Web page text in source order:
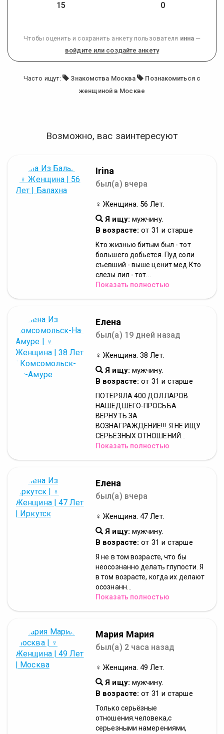
15 0
Чтобы оценить и сохранить анкету пользователя инна—
войдите или создайте анкету
Часто ищут: Знакомства Москва
Познакомиться с
женщиной в Москве
Возможно, вас заинтересуют
Irina
был(а) вчера
♀ Женщина. 56 Лет.
Я ищу: мужчину.
В возрасте: от 31 и старше
Кто жизнью битым был - тот
большего добьется. Пуд соли
съевший - выше ценит мед.Кто
слезы лил - тот...
Показать полностью
Елена
был(а) 19 дней назад
♀ Женщина. 38 Лет.
Я ищу: мужчину.
В возрасте: от 31 и старше
ПОТЕРЯЛА 400 ДОЛЛАРОВ.
НАШЕДШЕГО-ПРОСЬБА
ВЕРНУТЬ ЗА
ВОЗНАГРАЖДЕНИЕ!!!..Я НЕ ИЩУ
СЕРЬЁЗНЫХ ОТНОШЕНИЙ...
Показать полностью
Елена
был(а) вчера
♀ Женщина. 47 Лет.
Я ищу: мужчину.
В возрасте: от 31 и старше
Я не в том возрасте, что бы
неосознанно делать глупости. Я
в том возрасте, когда их делают
осознанн...
Показать полностью
Мария Мария
был(а) 2 часа назад
♀ Женщина. 49 Лет.
Я ищу: мужчину.
В возрасте: от 31 и старше
Только серьёзные
отношения.человека,с
серьезными намерениями,